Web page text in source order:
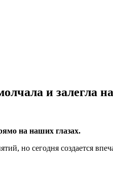
и залегла
на наших глазах.
но сегодня создается